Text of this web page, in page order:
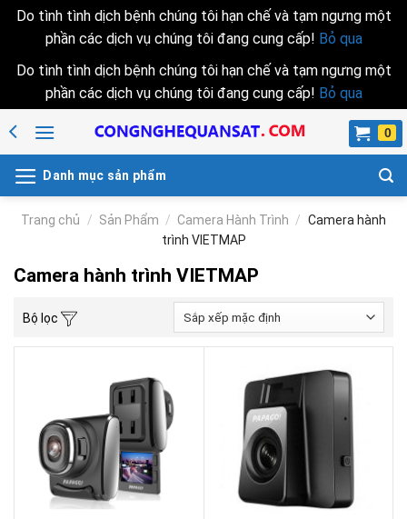
Do tình tình dịch bệnh chúng tôi hạn chế và tạm ngưng một
phần các dịch vụ chúng tôi đang cung cấp! Bỏ qua
Do tình tình dịch bệnh chúng tôi hạn chế và tạm ngưng một
phần các dịch vụ chúng tôi đang cung cấp! Bỏ qua
to
content
Danh mục sản phẩm
Trang chủ / Sản Phẩm / Camera Hành Trình / Camera hành
trình VIETMAP
Camera hành trình VIETMAP
Bộ lọc